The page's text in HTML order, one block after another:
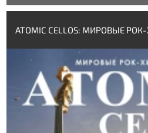
ATOMIC CELLOS: МИРОВЫЕ